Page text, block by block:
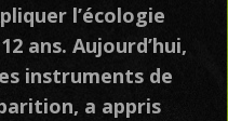
l’écologie
ans. Aujourd’hui,
instruments de
a appris